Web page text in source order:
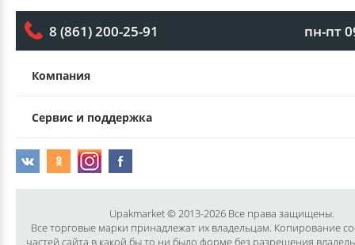
8 (861) 200-25-91 пн-пт
Компания
Сервис и поддержка
Upakmarket © 2013-2026 Все права защищены.
Все торговые марки принадлежат их владельцам. Копирование